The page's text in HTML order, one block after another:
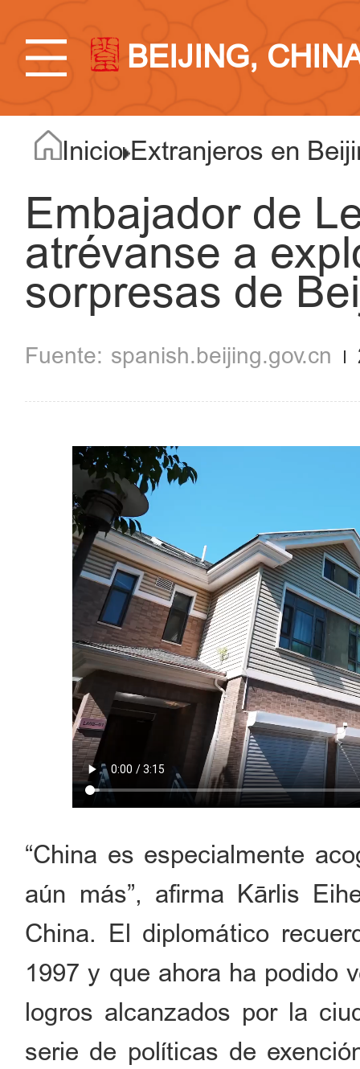
BEIJING,
Inicio Extranjeros en
Embajador de
atrévanse a
sorpresas de
spanish.beijing.gov.cn
“China es especialmente
aún más”, afirma Kārlis
China. El diplomático
1997 y que ahora ha podido
logros alcanzados por la
serie de políticas de